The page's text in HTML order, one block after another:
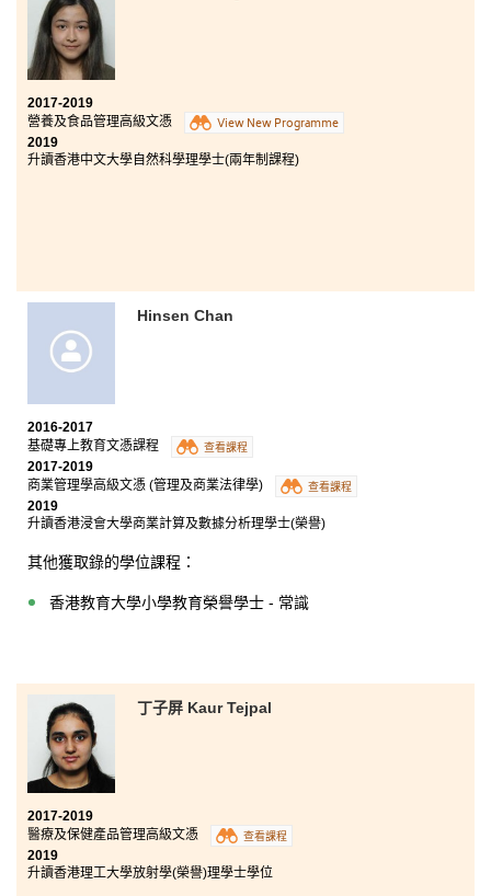
令我意想不到的是能夠獲香港理工大學取錄，入讀放射
學（榮譽）理學士學位課程。這一年所經歷的，比得到
學位更為寶貴。課程為同學提供不同的學習機會，累積
醫學知識，書院的輔導主任更不遺餘力提供支援，讓我
更好地為未來作出準備。更重要的是，我認清了學習的
原意和興趣之所向。這一年必能成為我往後穩固且強而
有力的後盾。
2017-2019
營養及食品管理高級文憑
View New Programme
2019
升讀香港中文大學自然科學理學士(兩年制課程)
Hinsen Chan
2016-2017
基礎專上教育文憑課程
查看課程
2017-2019
商業管理學高級文憑 (管理及商業法律學)
查看課程
2019
升讀香港浸會大學商業計算及數據分析理學士(榮譽)
其他獲取錄的學位課程：
香港教育大學小學教育榮譽學士 - 常識
丁子屏 Kaur Tejpal
2017-2019
醫療及保健產品管理高級文憑
查看課程
2019
升讀香港理工大學放射學(榮譽)理學士學位